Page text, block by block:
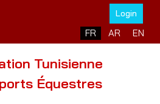
Login
Sélectionnez votre
FR AR EN
Tunisienne
Équestres